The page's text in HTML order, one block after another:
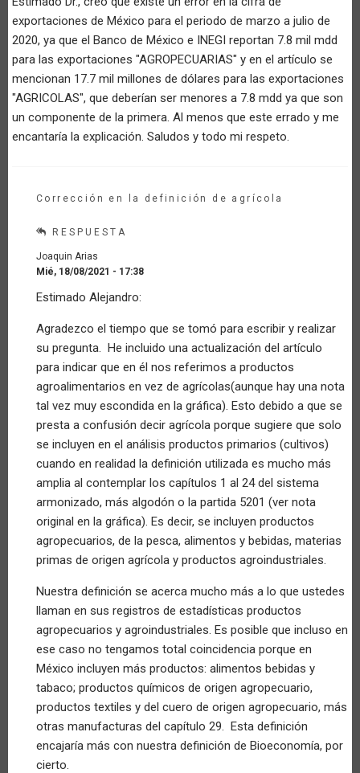
exportaciones de México para el periodo de marzo a julio de
2020, ya que el Banco de México e INEGI reportan 7.8 mil mdd
para las exportaciones "AGROPECUARIAS" y en el artículo se
mencionan 17.7 mil millones de dólares para las exportaciones
"AGRICOLAS", que deberían ser menores a 7.8 mdd ya que son
un componente de la primera. Al menos que este errado y me
encantaría la explicación. Saludos y todo mi respeto.
Corrección en la definición de agrícola
RESPUESTA
Joaquin Arias
Mié, 18/08/2021 - 17:38
respuesta
Comentario
por
Invitado
verificado)
Estimado Alejandro:
Agradezco el tiempo que se tomó para escribir y realizar
su pregunta. He incluido una actualización del artículo
para indicar que en él nos referimos a productos
agroalimentarios en vez de agrícolas(aunque hay una nota
tal vez muy escondida en la gráfica). Esto debido a que se
presta a confusión decir agrícola porque sugiere que solo
se incluyen en el análisis productos primarios (cultivos)
cuando en realidad la definición utilizada es mucho más
amplia al contemplar los capítulos 1 al 24 del sistema
armonizado, más algodón o la partida 5201 (ver nota
original en la gráfica). Es decir, se incluyen productos
agropecuarios, de la pesca, alimentos y bebidas, materias
primas de origen agrícola y productos agroindustriales.
Nuestra definición se acerca mucho más a lo que ustedes
llaman en sus registros de estadísticas productos
agropecuarios y agroindustriales. Es posible que incluso en
ese caso no tengamos total coincidencia porque en
México incluyen más productos: alimentos bebidas y
tabaco; productos químicos de origen agropecuario,
productos textiles y del cuero de origen agropecuario, más
otras manufacturas del capítulo 29. Esta definición
encajaría más con nuestra definición de Bioeconomía, por
cierto.